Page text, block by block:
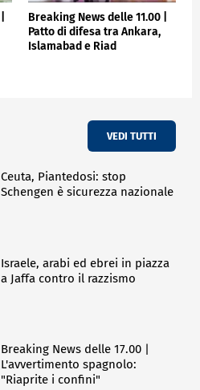
Breaking News delle 11.00 |
Patto di difesa tra Ankara,
Islamabad e Riad
VEDI TUTTI
Ceuta, Piantedosi: stop
Schengen è sicurezza nazionale
Israele, arabi ed ebrei in piazza
a Jaffa contro il razzismo
Breaking News delle 17.00 |
L'avvertimento spagnolo:
"Riaprite i confini"